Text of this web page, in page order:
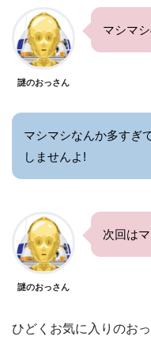
謎のおっさん
マシマ
マシマシなんか多すぎ
しませんよ!
謎のおっさん
次回は
ひどくお気に入りのお